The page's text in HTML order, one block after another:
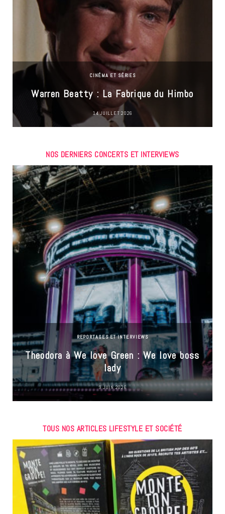
CINÉMA ET SÉRIES
Warren Beatty : La Fabrique du Himbo
14 JUILLET 2026
NOS DERNIERS CONCERTS ET INTERVIEWS
REPORTAGES ET INTERVIEWS
Theodora à We love Green : We love boss
lady
9 JUIN 2026
TOUS NOS ARTICLES LIFESTYLE ET SOCIÉTÉ